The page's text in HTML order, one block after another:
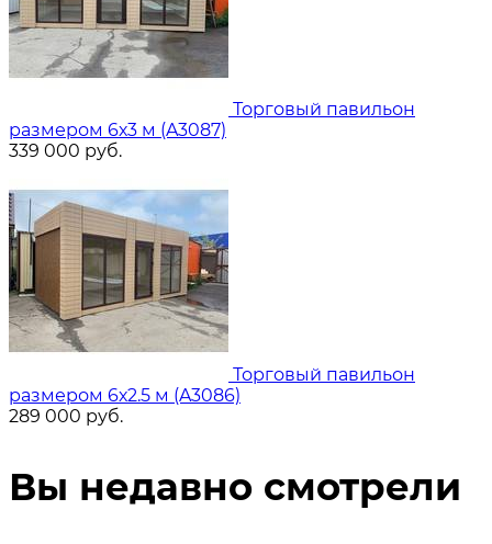
Торговый павильон
размером 6х3 м (A3087)
339 000 руб.
Торговый павильон
размером 6х2.5 м (A3086)
289 000 руб.
Вы недавно смотрели